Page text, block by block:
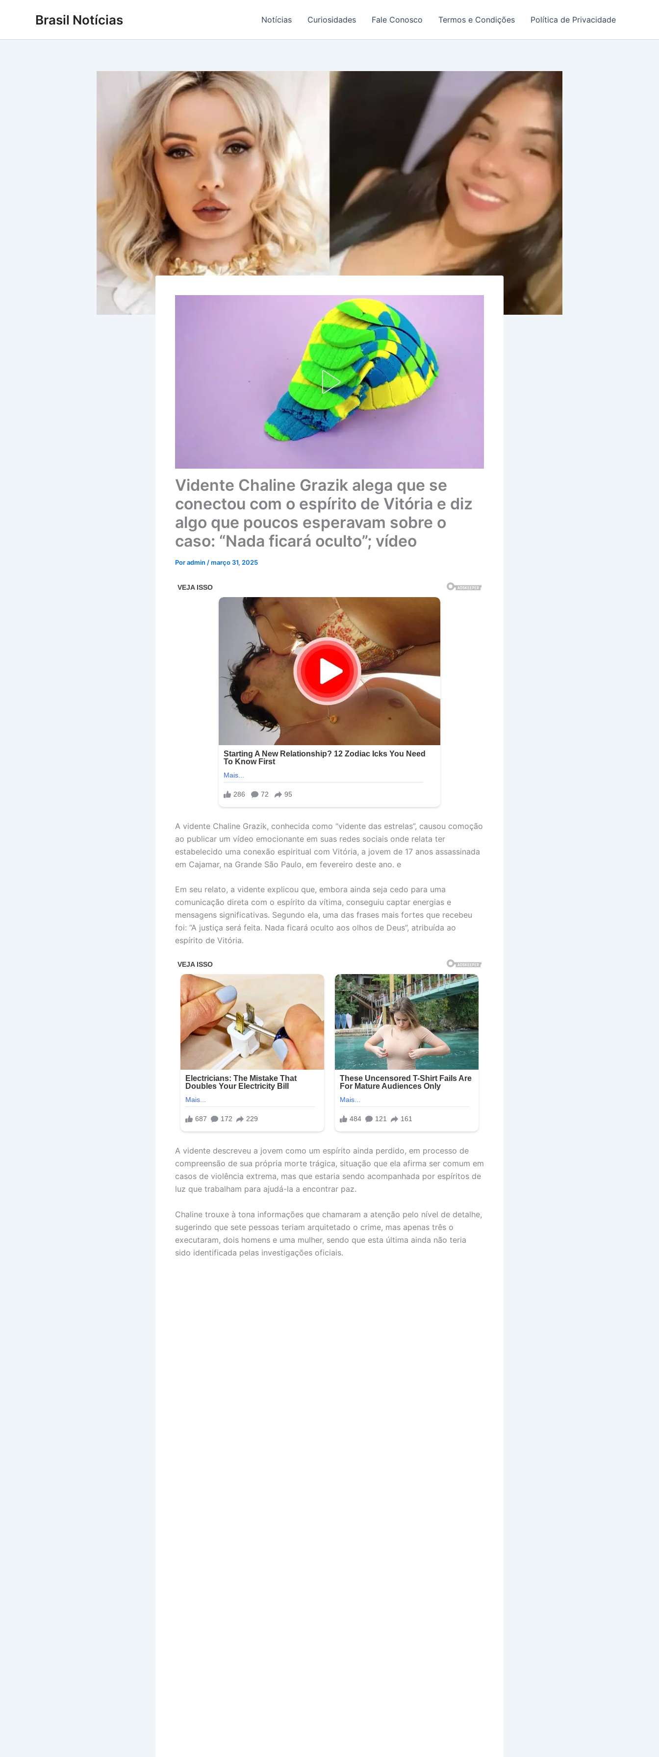
Brasil Notícias Notícias Curiosidades Fale Conosco Termos e Condições Política de Privacidade
Vidente Chaline Grazik alega que se
conectou com o espírito de Vitória e diz
algo que poucos esperavam sobre o
caso: “Nada ficará oculto”; vídeo
Poradmin /março 31, 2025
A vidente Chaline Grazik, conhecida como “vidente das estrelas”, causou comoção
ao publicar um vídeo emocionante em suas redes sociais onde relata ter
estabelecido uma conexão espiritual com Vitória, a jovem de 17 anos assassinada
em Cajamar, na Grande São Paulo, em fevereiro deste ano. e
Em seu relato, a vidente explicou que, embora ainda seja cedo para uma
comunicação direta com o espírito da vítima, conseguiu captar energias e
mensagens significativas. Segundo ela, uma das frases mais fortes que recebeu
foi: “A justiça será feita. Nada ficará oculto aos olhos de Deus”, atribuída ao
espírito de Vitória.
A vidente descreveu a jovem como um espírito ainda perdido, em processo de
compreensão de sua própria morte trágica, situação que ela afirma ser comum em
casos de violência extrema, mas que estaria sendo acompanhada por espíritos de
luz que trabalham para ajudá-la a encontrar paz.
Chaline trouxe à tona informações que chamaram a atenção pelo nível de detalhe,
sugerindo que sete pessoas teriam arquitetado o crime, mas apenas três o
executaram, dois homens e uma mulher, sendo que esta última ainda não teria
sido identificada pelas investigações oficiais.